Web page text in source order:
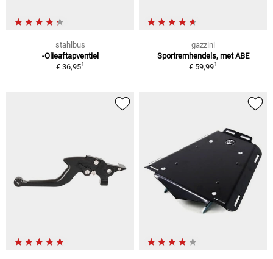
stahlbus
-Olieaftapventiel
€ 36,951
gazzini
Sportremhendels, met ABE
€ 59,991